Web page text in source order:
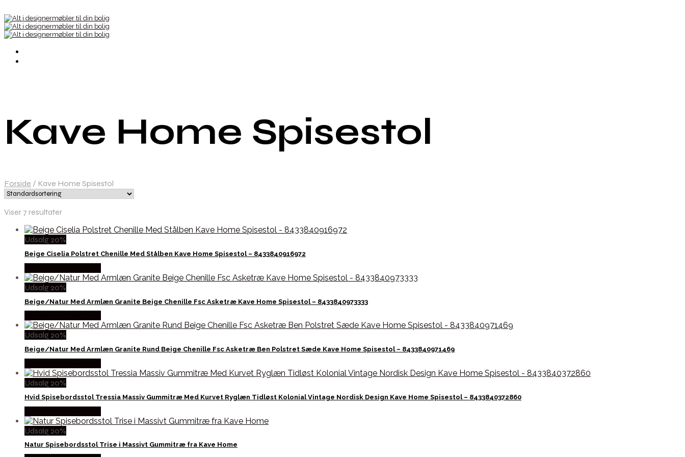
Kave Home Spisestol
Forside / Kave Home Spisestol
Viser 7 resultater
Udsalg 20%
Beige Ciselia Polstret Chenille Med Stålben Kave Home Spisestol – 8433840916972
Udsalg 20%
Beige/Natur Med Armlæn Granite Beige Chenille Fsc Asketræ Kave Home Spisestol – 8433840973333
Udsalg 20%
Beige/Natur Med Armlæn Granite Rund Beige Chenille Fsc Asketræ Ben Polstret Sæde Kave Home Spisestol – 8433840971469
Udsalg 20%
Hvid Spisebordsstol Tressia Massiv Gummitræ Med Kurvet Ryglæn Tidløst Kolonial Vintage Nordisk Design Kave Home Spisestol – 8433840372860
Udsalg 20%
Natur Spisebordsstol Trise i Massivt Gummitræ fra Kave Home